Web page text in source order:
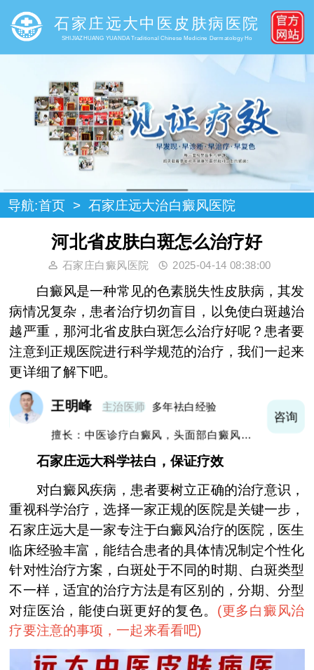
石家庄远大中医皮肤病医院
SHIJIAZHUANG YUANDA Traditional Chinese Medicine Dermatology Ho
导航:首页 > 石家庄远大治白癜风医院
河北省皮肤白斑怎么治疗好
石家庄白癜风医院 2025-04-14 08:38:00
白癜风是一种常见的色素脱失性皮肤病，其发
病情况复杂，患者治疗切勿盲目，以免使白斑越治
越严重，那河北省皮肤白斑怎么治疗好呢？患者要
注意到正规医院进行科学规范的治疗，我们一起来
更详细了解下吧。
王明峰 主治医师 多年袪白经验
擅长：中医诊疗白癜风，头面部白癜风，青
咨询
石家庄远大科学祛白，保证疗效
对白癜风疾病，患者要树立正确的治疗意识，
重视科学治疗，选择一家正规的医院是关键一步，
石家庄远大是一家专注于白癜风治疗的医院，医生
临床经验丰富，能结合患者的具体情况制定个性化
针对性治疗方案，白斑处于不同的时期、白斑类型
不一样，适宜的治疗方法是有区别的，分期、分型
对症医治，能使白斑更好的复色。 (更多白癜风治
疗要注意的事项，一起来看看吧)